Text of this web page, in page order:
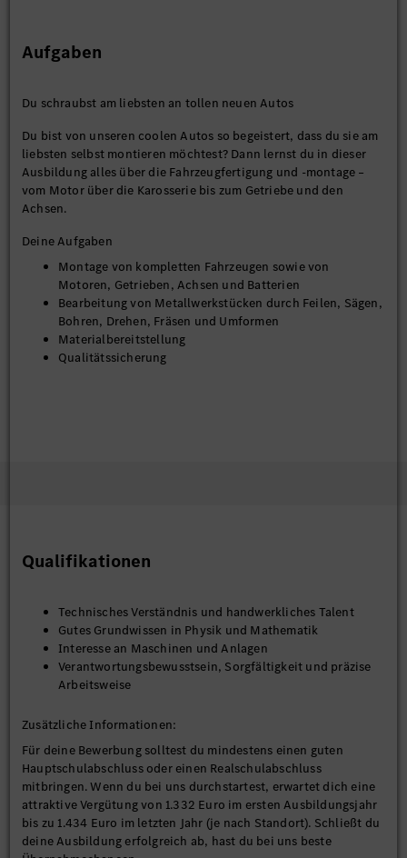
Aufgaben
Du schraubst am liebsten an tollen neuen Autos
Du bist von unseren coolen Autos so begeistert, dass du sie am
liebsten selbst montieren möchtest? Dann lernst du in dieser
Ausbildung alles über die Fahrzeugfertigung und -montage –
vom Motor über die Karosserie bis zum Getriebe und den
Achsen.
Deine Aufgaben
Montage von kompletten Fahrzeugen sowie von
Motoren, Getrieben, Achsen und Batterien
Bearbeitung von Metallwerkstücken durch Feilen, Sägen,
Bohren, Drehen, Fräsen und Umformen
Materialbereitstellung
Qualitätssicherung
Qualifikationen
Technisches Verständnis und handwerkliches Talent
Gutes Grundwissen in Physik und Mathematik
Interesse an Maschinen und Anlagen
Verantwortungsbewusstsein, Sorgfältigkeit und präzise
Arbeitsweise
Zusätzliche Informationen:
Für deine Bewerbung solltest du mindestens einen guten
Hauptschulabschluss oder einen Realschulabschluss
mitbringen. Wenn du bei uns durchstartest, erwartet dich eine
attraktive Vergütung von 1.332 Euro im ersten Ausbildungsjahr
bis zu 1.434 Euro im letzten Jahr (je nach Standort). Schließt du
deine Ausbildung erfolgreich ab, hast du bei uns beste